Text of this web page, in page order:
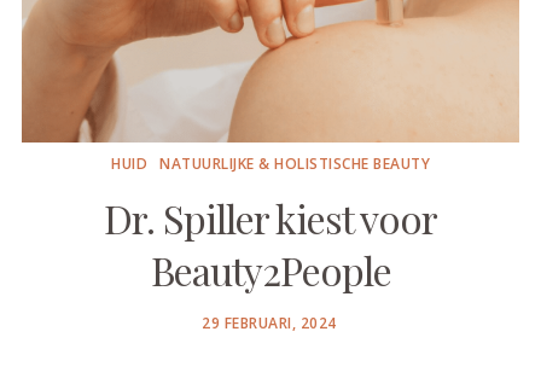
HUID NATUURLIJKE & HOLISTISCHE BEAUTY
Dr. Spiller kiest voor
Beauty2People
POSTED
29 FEBRUARI, 2024